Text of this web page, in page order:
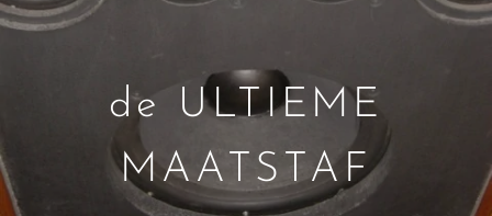
de ULTIEME
MAATSTAF